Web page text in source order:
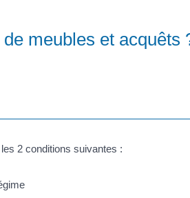
meubles et acquêts
2 conditions suivantes :